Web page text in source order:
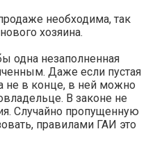
необходима, так
хозяина.
одна незаполненная
Даже если пустая
не в конце, в ней можно
В законе не
Случайно пропущенную
правилами ГАИ это